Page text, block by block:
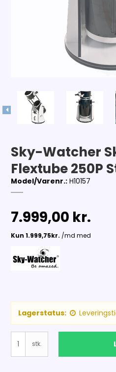
Sky-Watcher
Flextube 250P
Model/Varenr.: H10157
7.999,00 kr.
Lagerstatus:
stk.